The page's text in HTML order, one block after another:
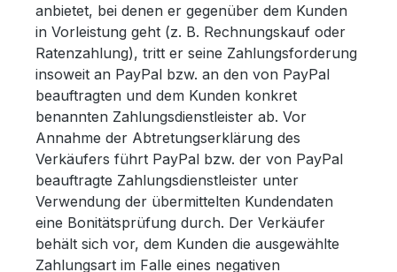
anbietet, bei denen er gegenüber dem Kunden
in Vorleistung geht (z. B. Rechnungskauf oder
Ratenzahlung), tritt er seine Zahlungsforderung
insoweit an PayPal bzw. an den von PayPal
beauftragten und dem Kunden konkret
benannten Zahlungsdienstleister ab. Vor
Annahme der Abtretungserklärung des
Verkäufers führt PayPal bzw. der von PayPal
beauftragte Zahlungsdienstleister unter
Verwendung der übermittelten Kundendaten
eine Bonitätsprüfung durch. Der Verkäufer
behält sich vor, dem Kunden die ausgewählte
Zahlungsart im Falle eines negativen